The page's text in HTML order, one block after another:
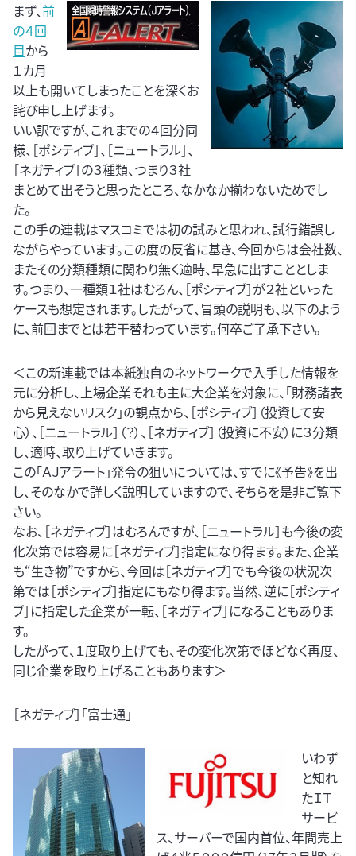
まず、前
の４回
目から
１カ月
以上も開いてしまったことを深くお
詫び申し上げます。
いい訳ですが、これまでの４回分同
様、［ポシティブ］、［ニュートラル］、
［ネガティブ］の３種類、つまり３社
まとめて出そうと思ったところ、なかなか揃わないためでし
た。
この手の連載はマスコミでは初の試みと思われ、試行錯誤し
ながらやっています。この度の反省に基き、今回からは会社数、
またその分類種類に関わり無く適時、早急に出すこととしま
す。つまり、一種類１社はむろん、［ポシティブ］が２社といった
ケースも想定されます。したがって、冒頭の説明も、以下のよう
に、前回までとは若干替わっています。何卒ご了承下さい。
＜この新連載では本紙独自のネットワークで入手した情報を
元に分析し、上場企業それも主に大企業を対象に、「財務諸表
から見えないリスク」の観点から、［ポシティブ］（投資して安
心）、［ニュートラル］（？）、［ネガティブ］（投資に不安）に３分類
し、適時、取り上げていきます。
この「ＡＪアラート」発令の狙いについては、すでに《予告》を出
し、そのなかで詳しく説明していますので、そちらを是非ご覧下
さい。
なお、［ネガティブ］はむろんですが、［ニュートラル］も今後の変
化次第では容易に［ネガティブ］指定になり得ます。また、企業
も“生き物”ですから、今回は［ネガティブ］でも今後の状況次
第では［ポシティブ］指定にもなり得ます。当然、逆に［ポシティ
ブ］に指定した企業が一転、［ネガティブ］になることもありま
す。
したがって、１度取り上げても、その変化次第でほどなく再度、
同じ企業を取り上げることもあります＞
［ネガティブ］「富士通」
いわず
と知れ
たＩＴ
サービ
ス、サーバーで国内首位、年間売上